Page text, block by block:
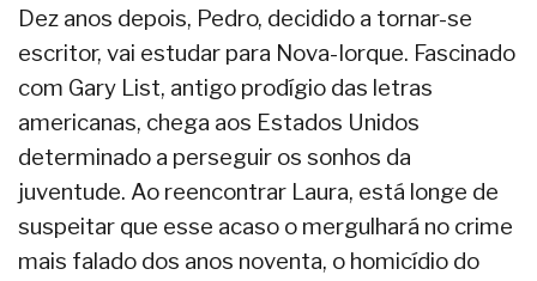
Dez anos depois, Pedro, decidido a tornar-se
escritor, vai estudar para Nova-Iorque. Fascinado
com Gary List, antigo prodígio das letras
americanas, chega aos Estados Unidos
determinado a perseguir os sonhos da
juventude. Ao reencontrar Laura, está longe de
suspeitar que esse acaso o mergulhará no crime
mais falado dos anos noventa, o homicídio do